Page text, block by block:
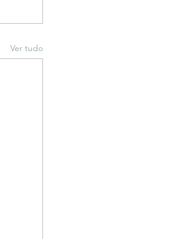
Ver tudo